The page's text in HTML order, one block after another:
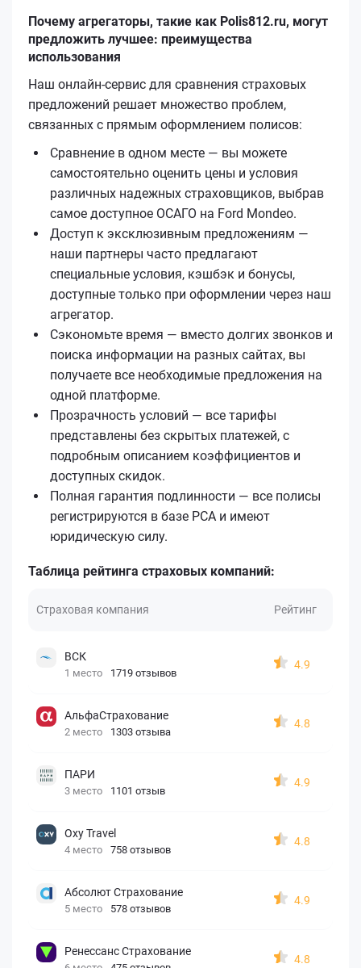
Почему агрегаторы, такие как Polis812.ru, могут
предложить лучшее: преимущества
использования
Наш онлайн-сервис для сравнения страховых
предложений решает множество проблем,
связанных с прямым оформлением полисов:
Сравнение в одном месте — вы можете
самостоятельно оценить цены и условия
различных надежных страховщиков, выбрав
самое доступное ОСАГО на Ford Mondeo.
Доступ к эксклюзивным предложениям —
наши партнеры часто предлагают
специальные условия, кэшбэк и бонусы,
доступные только при оформлении через наш
агрегатор.
Сэкономьте время — вместо долгих звонков и
поиска информации на разных сайтах, вы
получаете все необходимые предложения на
одной платформе.
Прозрачность условий — все тарифы
представлены без скрытых платежей, с
подробным описанием коэффициентов и
доступных скидок.
Полная гарантия подлинности — все полисы
регистрируются в базе РСА и имеют
юридическую силу.
Таблица рейтинга страховых компаний:
Страховая компания Рейтинг
ВСК
1 место 1719 отзывов
4.9
АльфаСтрахование
2 место 1303 отзыва
4.8
ПАРИ
3 место 1101 отзыв
4.9
Oxy Travel
4 место 758 отзывов
4.8
Абсолют Страхование
5 место 578 отзывов
4.9
Ренессанс Страхование
4.8